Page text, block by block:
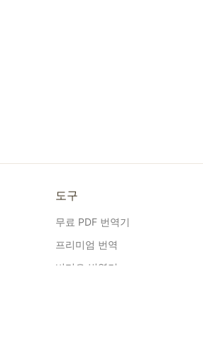
도구
무료 PDF 번역기
프리미엄 번역
비디오 번역기